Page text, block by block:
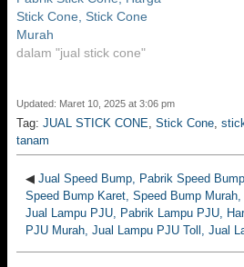
Stick Cone, Stick Cone
Murah
dalam "jual stick cone"
Updated: Maret 10, 2025 at 3:06 pm
Tag: JUAL STICK CONE, Stick Cone,
tanam
◀ Jual Speed Bump, Pabrik Speed
Speed Bump Karet, Speed Bump
Jual Lampu PJU, Pabrik Lampu PJU,
PJU Murah, Jual Lampu PJU Toll, Jual